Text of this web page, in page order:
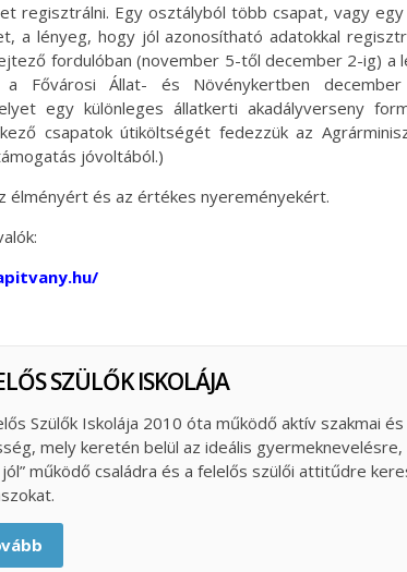
regisztrálni. Egy osztályból több csapat, vagy
a lényeg, hogy jól azonosítható adatokkal
fordulóban (november 5-től december 2-ig) a
Fővárosi Állat- és Növénykertben december
egy különleges állatkerti akadályverseny
csapatok útiköltségét fedezzük az
jóvoltából.)
élményért és az értékes nyereményekért.
SZÜLŐK ISKOLÁJA
Szülők Iskolája 2010 óta működő aktív szakmai és
mely keretén belül az ideális gyermeknevelésre,
jól” működő családra és a felelős szülői attitűdre